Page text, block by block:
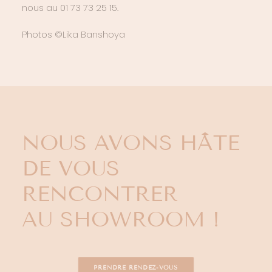
nous au 01 73 73 25 15.
Photos ©Lika Banshoya
NOUS AVONS HÂTE
DE VOUS
RENCONTRER
AU SHOWROOM !
PRENDRE RENDEZ-VOUS